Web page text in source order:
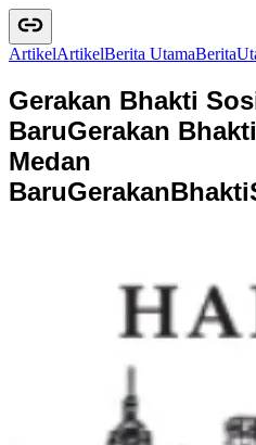
ArtikelArtikelBerita UtamaBeritaUt
Gerakan Bhakti
BaruGerakan
Medan
BaruGerakanBhakti